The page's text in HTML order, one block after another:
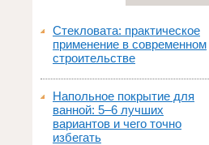
Стекловата: практическое
применение в современном
строительстве
Напольное покрытие для
ванной: 5–6 лучших
вариантов и чего точно
избегать